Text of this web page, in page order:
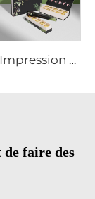
Impression personnalisée Luxe Forme de Livre Dorure sur Logo Barre de Chocolat Fèves d'Cacao Conditionnement Boîte de Chocolat
faire des